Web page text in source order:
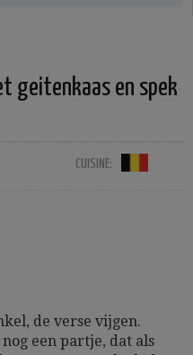
geitenkaas en spek
CUISINE:
de verse vijgen.
een partje, dat als